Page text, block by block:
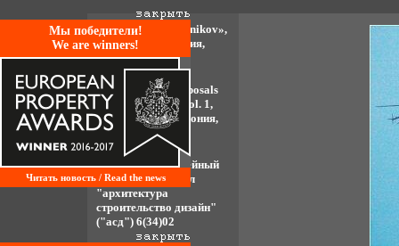
Mы победители!
We are winners!
Читать новость / Read the news
«konstantin s. mel’nikov»,
skira, милан, италия,
1999 г.
«kyoto vision. proposals
from the world», vol. 1,
каталог, киото, япония,
1999 г.
"наследие как идейный
источник", журнал
"архитектура
строительство дизайн"
("асд") 6(34)02